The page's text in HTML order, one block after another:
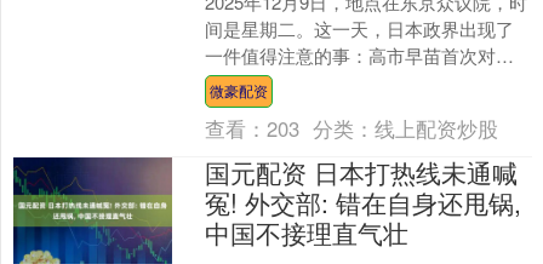
间是星期二。这一天，日本政界出现了
一件值得注意的事：高市早苗首次对日
中关系的恶化做出回应。可是，你看她
的说辞，感觉像是....
微豪配资
查看：203 分类：线上配资炒股
国元配资 日本打热线未通喊
冤! 外交部: 错在自身还甩锅,
中国不接理直气壮